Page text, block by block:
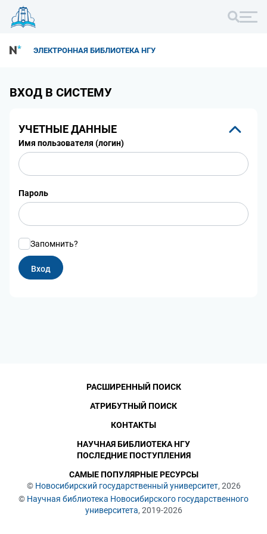
ЭЛЕКТРОННАЯ БИБЛИОТЕКА НГУ
ВХОД В СИСТЕМУ
УЧЕТНЫЕ ДАННЫЕ
Имя пользователя (логин)
Пароль
Запомнить?
© Новосибирский государственный университет, 2026
© Научная библиотека Новосибирского государственного
университета, 2019-2026
РАСШИРЕННЫЙ ПОИСК
АТРИБУТНЫЙ ПОИСК
КОНТАКТЫ
НАУЧНАЯ БИБЛИОТЕКА НГУ
ПОСЛЕДНИЕ ПОСТУПЛЕНИЯ
САМЫЕ ПОПУЛЯРНЫЕ РЕСУРСЫ